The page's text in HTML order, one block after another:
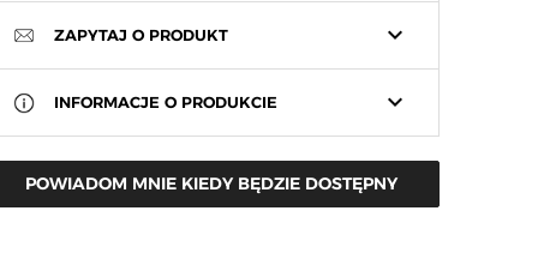
keyboard_arrow_down
ZAPYTAJ O PRODUKT
keyboard_arrow_down
INFORMACJE O PRODUKCIE
POWIADOM MNIE KIEDY BĘDZIE DOSTĘPNY